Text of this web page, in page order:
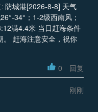
防城港[2026-8-8] 天气
34°；1-2级西南风；
满4.4米 当日赶海条件
。 赶海注意安全，祝你
0 回复
刚刚